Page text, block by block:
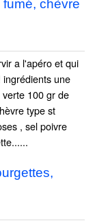
chèvre
a l'apéro et qui
une
100 gr de
type st
, sel poivre